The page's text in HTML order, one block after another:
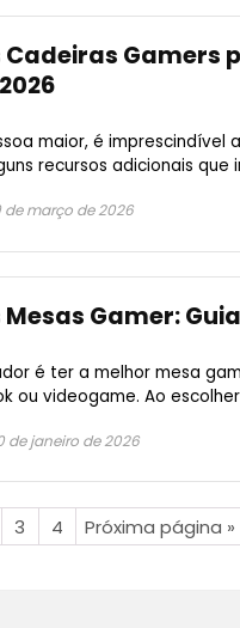
Cadeiras Gamers
maior, é imprescindível
recursos adicionais que
de março de 2026
Mesas Gamer:
é ter a melhor mesa
ou videogame. Ao
de janeiro de 2026
3 4 Próxima página »